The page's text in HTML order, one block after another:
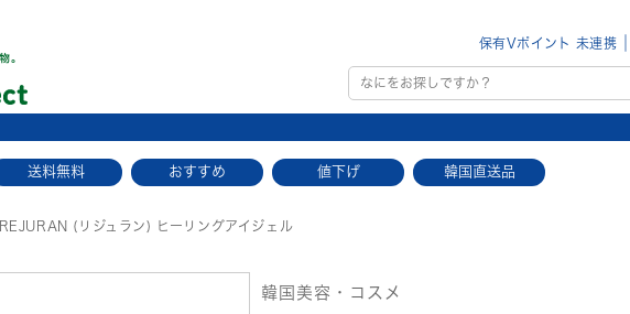
保有Vポイント 未連携
送料無料 おすすめ 値下げ 韓国直送品
REJURAN (リジュラン) ヒーリングアイジェル
韓国美容・コスメ